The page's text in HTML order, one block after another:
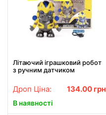
Літаючий іграшковий робот
з ручним датчиком
Дроп Ціна: 134.00 грн
В наявності